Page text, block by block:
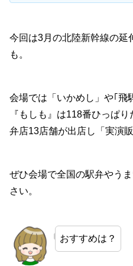
今回は3月の北陸新幹線の延
も。
会場では「いかめし」や｢飛
『もしも』は118番ひっぱ
弁店13店舗が出店し「実演販
ぜひ会場で全国の駅弁やう
さい。
おすすめは？